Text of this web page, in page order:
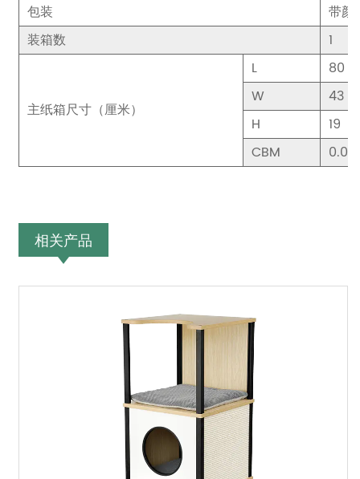
包装
带颜
装箱数
1
主纸箱尺寸（厘米）
L
80
W
43
H
19
CBM
相关产品